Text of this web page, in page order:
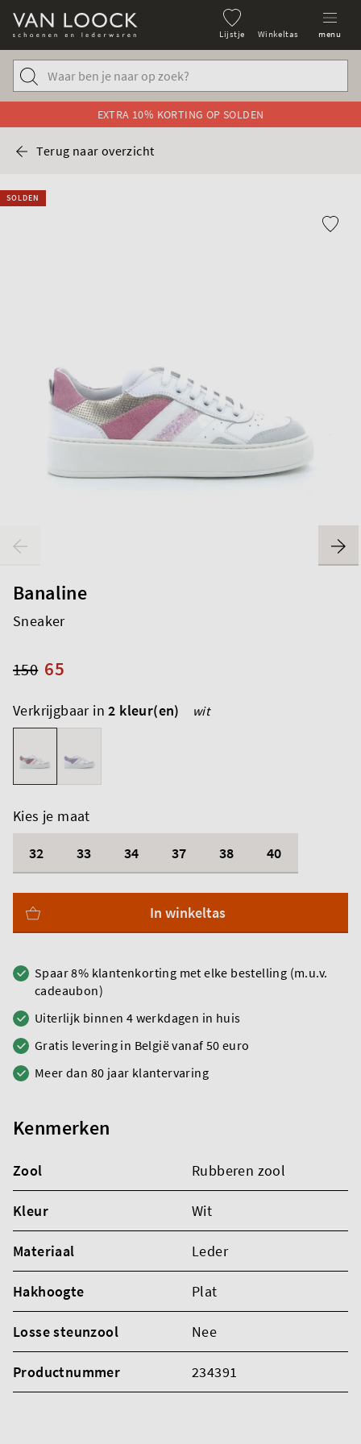
Lijstje Winkeltas menu
EXTRA 10% KORTING OP SOLDEN
Terug naar overzicht
SOLDEN
Banaline
Sneaker
65
150
Verkrijgbaar in2 kleur(en) wit
Kies je maat
32
33 34 37 38 40
In winkeltas
Spaar 8% klantenkorting met elke bestelling (m.u.v.
cadeaubon)
Uiterlijk binnen 4 werkdagen in huis
Gratis levering in België vanaf 50 euro
Meer dan 80 jaar klantervaring
Kenmerken
Zool Rubberen zool
Kleur Wit
Materiaal Leder
Hakhoogte Plat
Losse steunzool Nee
Productnummer 234391